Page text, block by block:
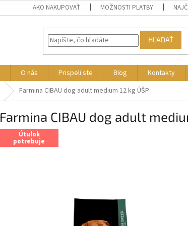
AKO NAKUPOVAŤ MOŽNOSTI PLATBY
HĽADAŤ
O nás Prispeli ste Blog Kontakty
Farmina CIBAU dog adult medium 12 kg ÚŠP
Farmina CIBAU dog adult
Útulok
potrebuje